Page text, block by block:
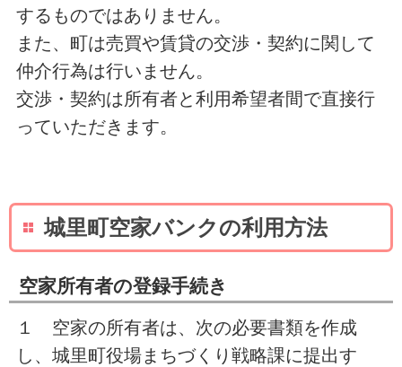
するものではありません。
また、町は売買や賃貸の交渉・契約に関して
仲介行為は行いません。
交渉・契約は所有者と利用希望者間で直接行
っていただきます。
城里町空家バンクの利用方法
空家所有者の登録手続き
１ 空家の所有者は、次の必要書類を作成
し、城里町役場まちづくり戦略課に提出す